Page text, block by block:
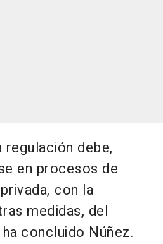
regulación debe,
en procesos de
con la
medidas, del
concluido Núñez.